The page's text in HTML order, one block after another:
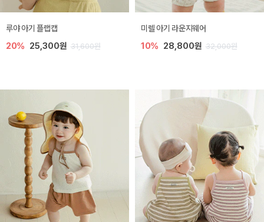
루야 아기 플랩캡
20% 25,300원 31,600원
미렐 아기 라운지웨어
10% 28,800원 32,000원